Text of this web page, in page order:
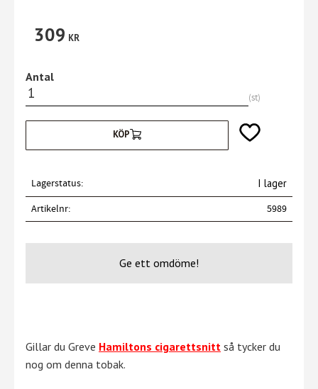
309 KR
Antal
st
KÖP Lägg till i
Lagerstatus
I lager
Artikelnr
5989
Ge ett omdöme!
Gillar du Greve Hamiltons cigarettsnitt så tycker du
nog om denna tobak.